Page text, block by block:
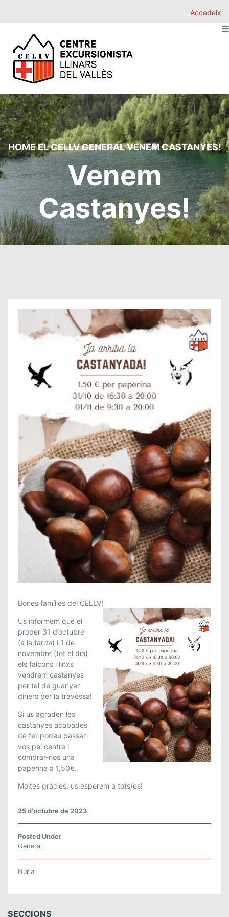
Accedeix
HOMEEL CELLVGENERALVENEM CASTANYES!
Venem
Castanyes!
V
E
N
E
M
C
A
S
T
A
N
Y
E
S
!
Bones famílies del CELLV!
Us informem que el
proper 31 d’octubre
(a la tarda) i 1 de
novembre (tot el dia)
els falcons i linxs
vendrem castanyes
per tal de guanyar
diners per la travessa!
Si us agraden les
castanyes acabades
de fer podeu passar-
vos pel centre i
comprar-nos una
paperina a 1,50€.
Moltes gràcies, us esperem a tots/es!
25 d'octubre de 2023
Posted Under
General
Núria
SECCIONS